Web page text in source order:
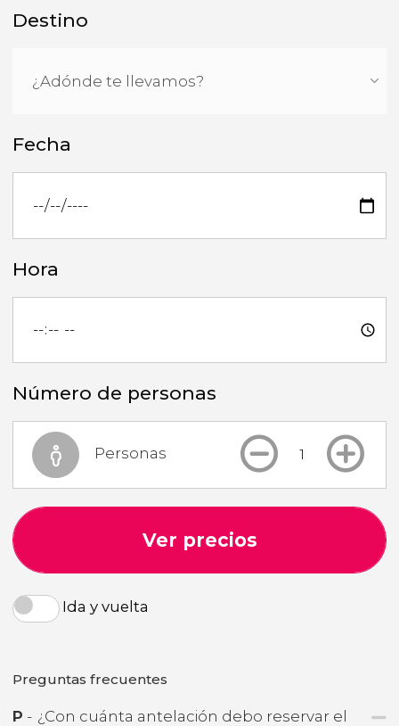
Destino
Fecha
Hora
Número de personas
Personas
Ver precios
Ida y vuelta
Preguntas frecuentes
P - ¿Con cuánta antelación debo reservar el